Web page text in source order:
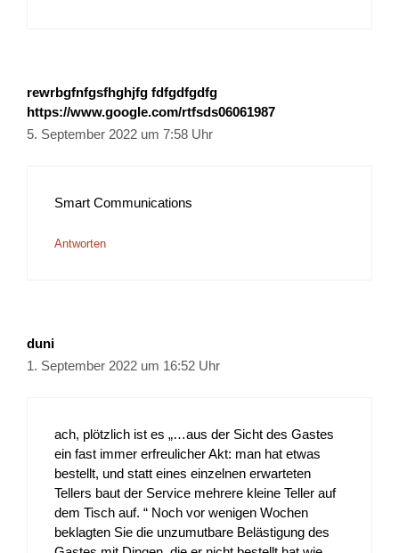
rewrbgfnfgsfhghjfg fdfgdfgdfg
https://www.google.com/rtfsds06061987
5. September 2022 um 7:58 Uhr
Smart Communications
Antworten
duni
1. September 2022 um 16:52 Uhr
ach, plötzlich ist es „…aus der Sicht des Gastes
ein fast immer erfreulicher Akt: man hat etwas
bestellt, und statt eines einzelnen erwarteten
Tellers baut der Service mehrere kleine Teller auf
dem Tisch auf. “ Noch vor wenigen Wochen
beklagten Sie die unzumutbare Belästigung des